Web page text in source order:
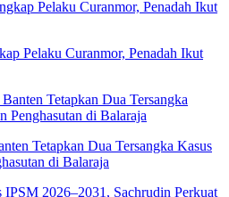
Pelaku Curanmor, Penadah Ikut
Tetapkan Dua Tersangka Kasus
di Balaraja